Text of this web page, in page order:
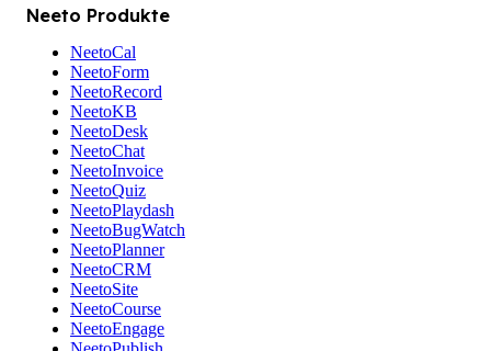
Neeto Produkte
NeetoCal
NeetoForm
NeetoRecord
NeetoKB
NeetoDesk
NeetoChat
NeetoInvoice
NeetoQuiz
NeetoPlaydash
NeetoBugWatch
NeetoPlanner
NeetoCRM
NeetoSite
NeetoCourse
NeetoEngage